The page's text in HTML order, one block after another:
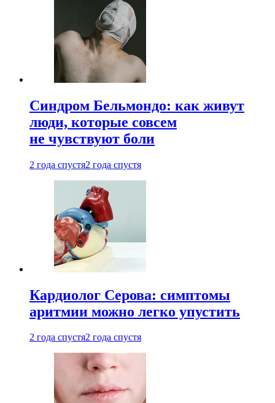
Синдром Бельмондо: как живут
люди, которые совсем
не чувствуют боли
2 года спустя2 года спустя
Кардиолог Серова: симптомы
аритмии можно легко упустить
2 года спустя2 года спустя